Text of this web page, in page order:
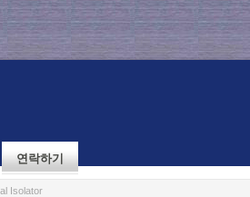
연락하기
Isolator